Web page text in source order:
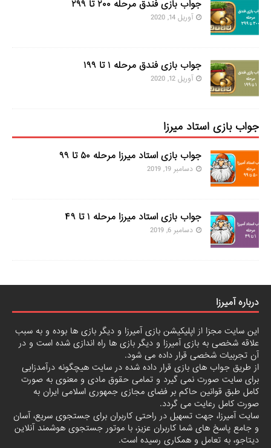
جواب بازی فندق مرحله ۲۰۰ تا ۲۹۹
آوریل 14, 2020
جواب بازی فندق مرحله ۱ تا ۱۹۹
آوریل 12, 2020
جواب بازی استاد میرزا
جواب بازی استاد میرزا مرحله ۵۰ تا ۹۹
دسامبر 19, 2019
جواب بازی استاد میرزا مرحله ۱ تا ۴۹
دسامبر 6, 2019
درباره آمیرزا
این سایت مجزا از اپلیکیشن بازی آمیرزا و دیگر بازی ها بوده و به سبب
علاقه شخصی به بازی آمیرزا و دیگر بازی ها راه اندازی شده است و در
آن تجربیات شخصی قرار داده می شود.
از طریق جواب های بازی قرار داده شده در سایت هیچگونه درآمدزایی
برای سایت صورت نمی گیرد و تمامی حقوق مادی و معنوی به صورت
کامل طبق قوانین حاکم بر فضای مجازی جمهوری اسلامی ایران به
صورت کامل رعایت می گردد.
سایت آمیرزا، جهت تسهیل در راحتی کاربران برای جستجوی سریع، آسان
و جامع پاسخ های شما کاربران عزیز، با موتور جستجوی هوشمند آنلاین
دیتاجو، به تعامل و همکاری رسیده است.